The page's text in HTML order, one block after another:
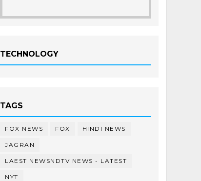
TECHNOLOGY
TAGS
FOX NEWS FOX HINDI NEWS
JAGRAN
LAEST NEWSNDTV NEWS - LATEST
NYT